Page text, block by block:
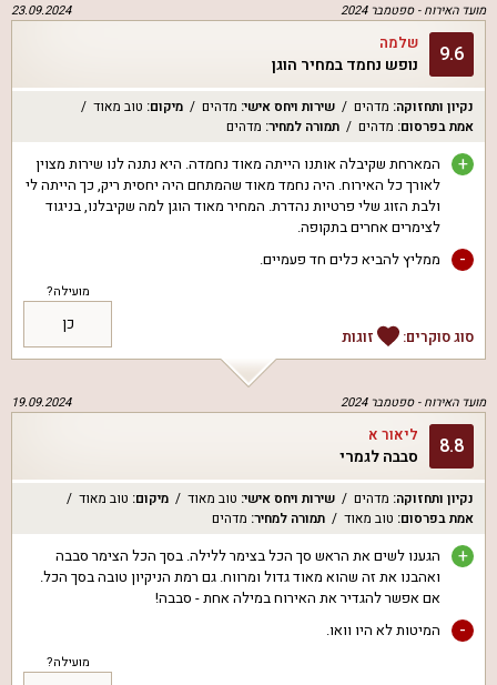
מועד האירוח -ספטמבר 2024 23.09.2024
9.6 שלמה
נופש נחמד במחיר הוגן
נקיון ותחזוקה: מדהים שירות ויחס אישי: מדהים מיקום: טוב מאוד
אמת בפרסום: מדהים תמורה למחיר: מדהים
+
המארחת שקיבלה אותנו הייתה מאוד נחמדה. היא נתנה לנו שירות מצוין
לאורך כל האירוח. היה נחמד מאוד שהמתחם היה יחסית ריק, כך הייתה לי
ולבת הזוג שלי פרטיות נהדרת. המחיר מאוד הוגן למה שקיבלנו, בניגוד
לצימרים אחרים בתקופה.
- ממליץ להביא כלים חד פעמיים.
סוג סוקרים: זוגות
מועילה?
כן
מועד האירוח -ספטמבר 2024 19.09.2024
8.8 ליאור א
סבבה לגמרי
נקיון ותחזוקה: מדהים שירות ויחס אישי: טוב מאוד מיקום: טוב מאוד
אמת בפרסום: טוב מאוד תמורה למחיר: מדהים
+
הגענו לשים את הראש סך הכל בצימר ללילה. בסך הכל הצימר סבבה
ואהבנו את זה שהוא מאוד גדול ומרווח. גם רמת הניקיון טובה בסך הכל.
אם אפשר להגדיר את האירוח במילה אחת - סבבה!
- המיטות לא היו וואו.
מועילה?